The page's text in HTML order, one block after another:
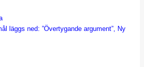
läggs ned: ”Övertygande argument”, Ny